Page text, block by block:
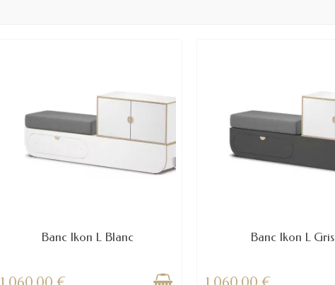
Banc Ikon L Blanc Banc Ikon L Gris